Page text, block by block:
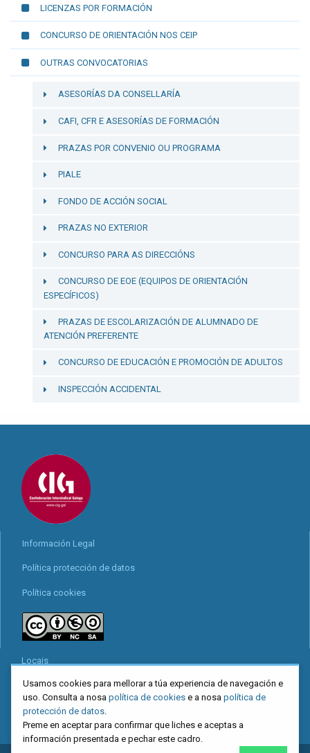
LICENZAS POR FORMACIÓN
CONCURSO DE ORIENTACIÓN NOS CEIP
OUTRAS CONVOCATORIAS
ASESORÍAS DA CONSELLARÍA
CAFI, CFR E ASESORÍAS DE FORMACIÓN
PRAZAS POR CONVENIO OU PROGRAMA
PIALE
FONDO DE ACCIÓN SOCIAL
PRAZAS NO EXTERIOR
CONCURSO PARA AS DIRECCIÓNS
CONCURSO DE EOE (EQUIPOS DE ORIENTACIÓN
ESPECÍFICOS)
PRAZAS DE ESCOLARIZACIÓN DE ALUMNADO DE
ATENCIÓN PREFERENTE
CONCURSO DE EDUCACIÓN E PROMOCIÓN DE ADULTOS
INSPECCIÓN ACCIDENTAL
Información Legal
Política protección de datos
Política cookies
Locais
Mapa web
Redes sociais
Usamos cookies para mellorar a túa experiencia de navegación e
uso. Consulta a nosa política de cookies e a nosa política de
protección de datos
Preme en aceptar para confirmar que liches e aceptas a
información presentada e pechar este cadro.